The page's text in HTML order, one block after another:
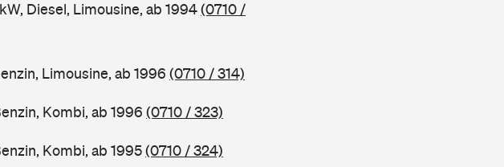
Diesel, Limousine, ab 1994(0710 /
Limousine, ab 1996 (0710 / 314)
Kombi, ab 1996 (0710 / 323)
Kombi, ab 1995(0710 / 324)